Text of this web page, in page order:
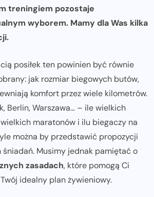
treningiem pozostaje
wyborem. Mamy dla Was kilka
posiłek ten powinien być równie
jak rozmiar biegowych butów,
komfort przez wiele kilometrów.
Berlin, Warszawa… – ile wielkich
maratonów i ilu biegaczy na
można by przedstawić propozycji
śniadań. Musimy jednak pamiętać o
zasadach, które pomogą Ci
idealny plan żywieniowy.